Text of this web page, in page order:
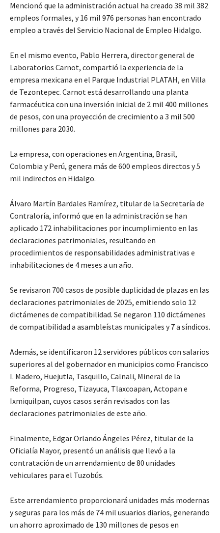
Mencionó que la administración actual ha creado 38 mil 382
empleos formales, y 16 mil 976 personas han encontrado
empleo a través del Servicio Nacional de Empleo Hidalgo.
En el mismo evento, Pablo Herrera, director general de
Laboratorios Carnot, compartió la experiencia de la
empresa mexicana en el Parque Industrial PLATAH, en Villa
de Tezontepec. Carnot está desarrollando una planta
farmacéutica con una inversión inicial de 2 mil 400 millones
de pesos, con una proyección de crecimiento a 3 mil 500
millones para 2030.
La empresa, con operaciones en Argentina, Brasil,
Colombia y Perú, genera más de 600 empleos directos y 5
mil indirectos en Hidalgo.
Álvaro Martín Bardales Ramírez, titular de la Secretaría de
Contraloría, informó que en la administración se han
aplicado 172 inhabilitaciones por incumplimiento en las
declaraciones patrimoniales, resultando en
procedimientos de responsabilidades administrativas e
inhabilitaciones de 4 meses a un año.
Se revisaron 700 casos de posible duplicidad de plazas en las
declaraciones patrimoniales de 2025, emitiendo solo 12
dictámenes de compatibilidad. Se negaron 110 dictámenes
de compatibilidad a asambleístas municipales y 7 a síndicos.
Además, se identificaron 12 servidores públicos con salarios
superiores al del gobernador en municipios como Francisco
I. Madero, Huejutla, Tasquillo, Calnali, Mineral de la
Reforma, Progreso, Tizayuca, Tlaxcoapan, Actopan e
Ixmiquilpan, cuyos casos serán revisados con las
declaraciones patrimoniales de este año.
Finalmente, Edgar Orlando Ángeles Pérez, titular de la
Oficialía Mayor, presentó un análisis que llevó a la
contratación de un arrendamiento de 80 unidades
vehiculares para el Tuzobús.
Este arrendamiento proporcionará unidades más modernas
y seguras para los más de 74 mil usuarios diarios, generando
un ahorro aproximado de 130 millones de pesos en